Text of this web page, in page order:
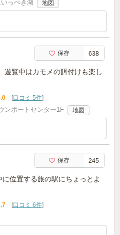
っぺき湖 地図
保存 638
覧中はカモメの餌付けも楽し
[口コミ 5件]
ンポートセンター1F 地図
保存 245
位置する旅の駅にちょっとよ
[口コミ 6件]